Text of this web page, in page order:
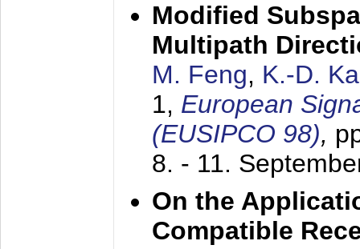
Modified
Multipath
M. Feng, K.-D.
1, European
(EUSIPCO 98),
8. - 11.
On the
Compatible